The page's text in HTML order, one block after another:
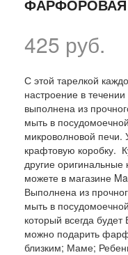
425 руб.
С этой тарелкой
настроение в
выполнена из
мыть в
микроволновой
крафтовую коробку.
другие
можете в магазине
Выполнена из
мыть в
который всегда
можно подарить
близким; Маме;